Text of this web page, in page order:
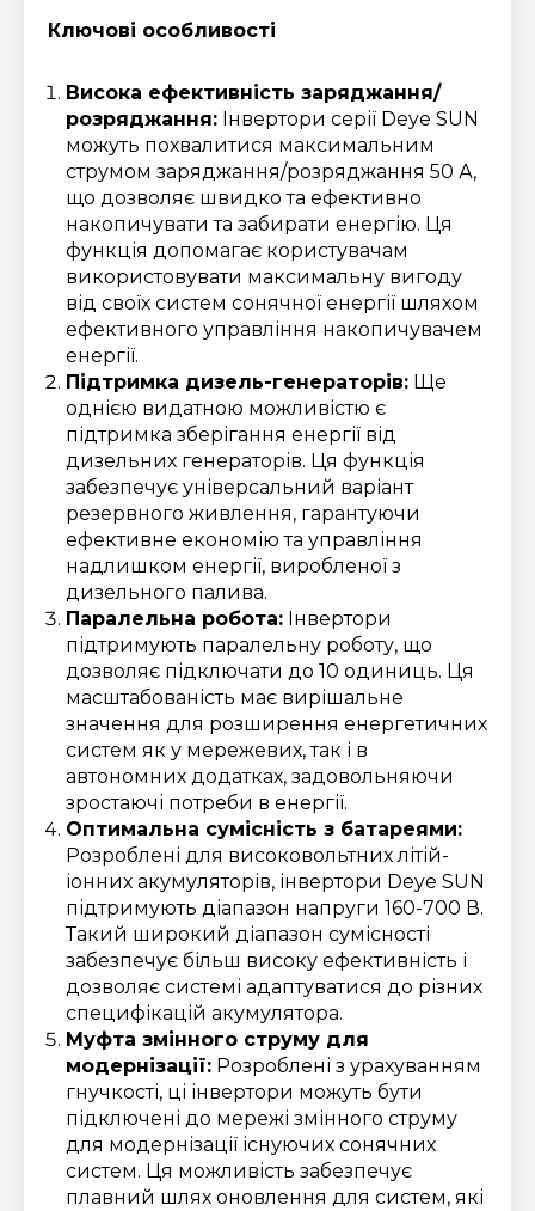
Ключові особливості
Висока ефективність заряджання/
розряджання: Інвертори серії Deye SUN
можуть похвалитися максимальним
струмом заряджання/розряджання 50 А,
що дозволяє швидко та ефективно
накопичувати та забирати енергію. Ця
функція допомагає користувачам
використовувати максимальну вигоду
від своїх систем сонячної енергії шляхом
ефективного управління накопичувачем
енергії.
Підтримка дизель-генераторів: Ще
однією видатною можливістю є
підтримка зберігання енергії від
дизельних генераторів. Ця функція
забезпечує універсальний варіант
резервного живлення, гарантуючи
ефективне економію та управління
надлишком енергії, виробленої з
дизельного палива.
Паралельна робота: Інвертори
підтримують паралельну роботу, що
дозволяє підключати до 10 одиниць. Ця
масштабованість має вирішальне
значення для розширення енергетичних
систем як у мережевих, так і в
автономних додатках, задовольняючи
зростаючі потреби в енергії.
Оптимальна сумісність з батареями:
Розроблені для високовольтних літій-
іонних акумуляторів, інвертори Deye SUN
підтримують діапазон напруги 160-700 В.
Такий широкий діапазон сумісності
забезпечує більш високу ефективність і
дозволяє системі адаптуватися до різних
специфікацій акумулятора.
Муфта змінного струму для
модернізації: Розроблені з урахуванням
гнучкості, ці інвертори можуть бути
підключені до мережі змінного струму
для модернізації існуючих сонячних
систем. Ця можливість забезпечує
плавний шлях оновлення для систем, які